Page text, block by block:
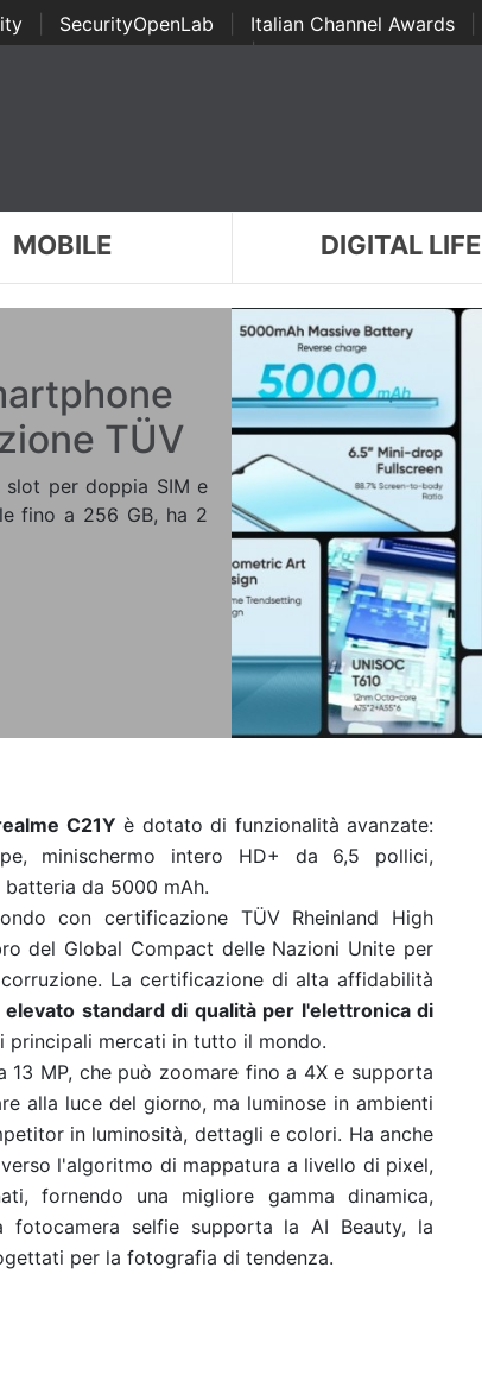
SecurityOpenLab Italian Channel Awards
Awards | ...
MOBILE DIGITAL LIFE
TÜV
per doppia SIM e
fino a 256 GB, ha 2
C21Y è dotato di funzionalità avanzate:
minischermo intero HD+ da 6,5 ​​pollici,
da 5000 mAh.
con certificazione TÜV Rheinland High
del Global Compact delle Nazioni Unite per
La certificazione di alta affidabilità
elevato standard di qualità per l'elettronica di
principali mercati in tutto il mondo.
13 MP, che può zoomare fino a 4X e supporta
alla luce del giorno, ma luminose in ambienti
in luminosità, dettagli e colori. Ha anche
l'algoritmo di mappatura a livello di pixel,
fornendo una migliore gamma dinamica,
selfie supporta la AI Beauty, la
per la fotografia di tendenza.